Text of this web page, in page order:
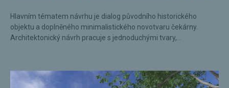
Hlavním tématem návrhu je dialog původního historického
objektu a doplněného minimalistického novotvaru čekárny.
Architektonický návrh pracuje s jednoduchými tvary,...